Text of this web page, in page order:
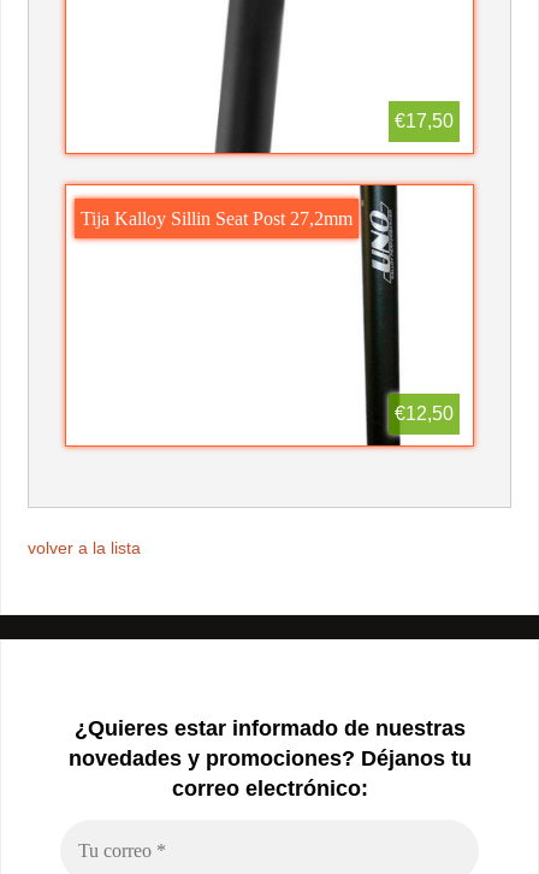
€17,50
Tija Kalloy Sillin Seat Post 27,2mm
€12,50
volver a la lista
¿Quieres estar informado de nuestras
novedades y promociones? Déjanos tu
correo electrónico: